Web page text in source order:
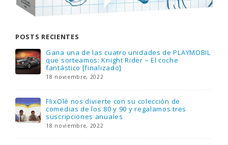
POSTS RECIENTES
Gana una de las cuatro unidades de PLAYMOBIL
que sorteamos: Knight Rider – El coche
fantástico [finalizado]
18 noviembre, 2022
FlixOlé nos divierte con su colección de
comedias de los 80 y 90 y regalamos tres
suscripciones anuales
18 noviembre, 2022